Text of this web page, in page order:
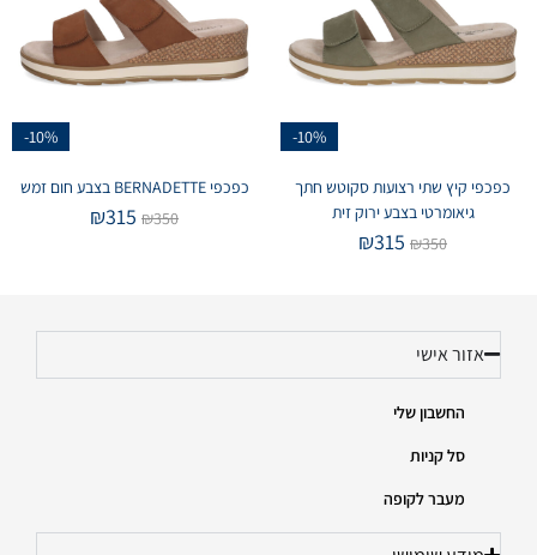
-10%
כפכפי קיץ שתי רצועות סקוטש חתך
גיאומרטי בצבע ירוק זית
₪350
₪315
-10%
כפכפי BERNADETTE בצבע חום זמש
₪350
₪315
אזור אישי
החשבון שלי
סל קניות
מעבר לקופה